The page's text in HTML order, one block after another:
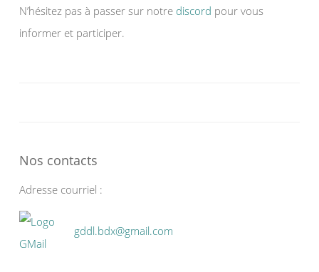
N’hésitez pas à passer sur notre discord pour vous
informer et participer.
Nos contacts
Adresse courriel :
gddl.bdx@gmail.com